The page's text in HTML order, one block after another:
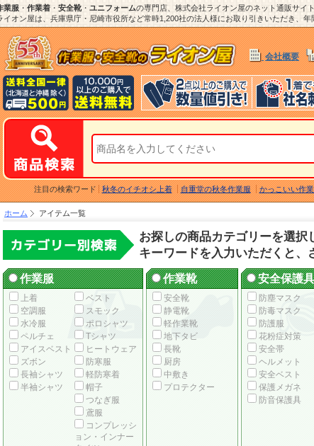
業服 ・ 作業着 ・ 安全靴・ ユニフォームの専門店、株式会社ライオン屋のネット通販サイト
イオン屋は、兵庫県庁・尼崎市役所など常時1,200社の法人様にお取り引きいただき、
会社概要
注目の検索ワード 秋冬のイチオシ上着 自重堂の秋冬作業服 かっこいい作
ホーム アイテム一覧
お探しの商品カテゴリーを選択
キーワードを入力いただくと、
作業服
上着
空調服
水冷服
ペルチェ
アイスベスト
ズボン
長袖シャツ
半袖シャツ
ベスト
スモック
ポロシャツ
Tシャツ
ヒートウェア
防寒服
軽防寒着
帽子
つなぎ服
鳶服
コンプレッシ
ョン・インナー
作業靴
安全靴
静電靴
軽作業靴
地下タビ
長靴
厨房
中敷き
プロテクター
安全保護
防塵マスク
防毒マスク
防護服
花粉症対策
安全帯
ヘルメット
安全ベスト
保護メガネ
防音保護具